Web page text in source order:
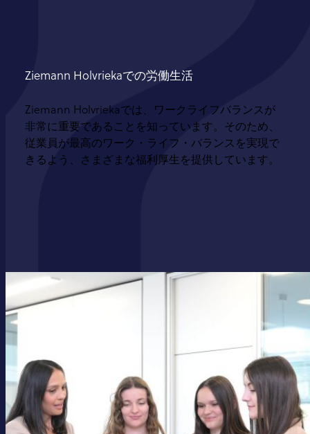
Ziemann Holvriekaでの労働生活
Ziemann Holvriekaでは、ワークライフバランスが
非常に重要であることを知っています。そのため、
従業員が最高のワーク・ライフ・バランスを実現で
きるよう、さまざまな福利厚生を提供しています。